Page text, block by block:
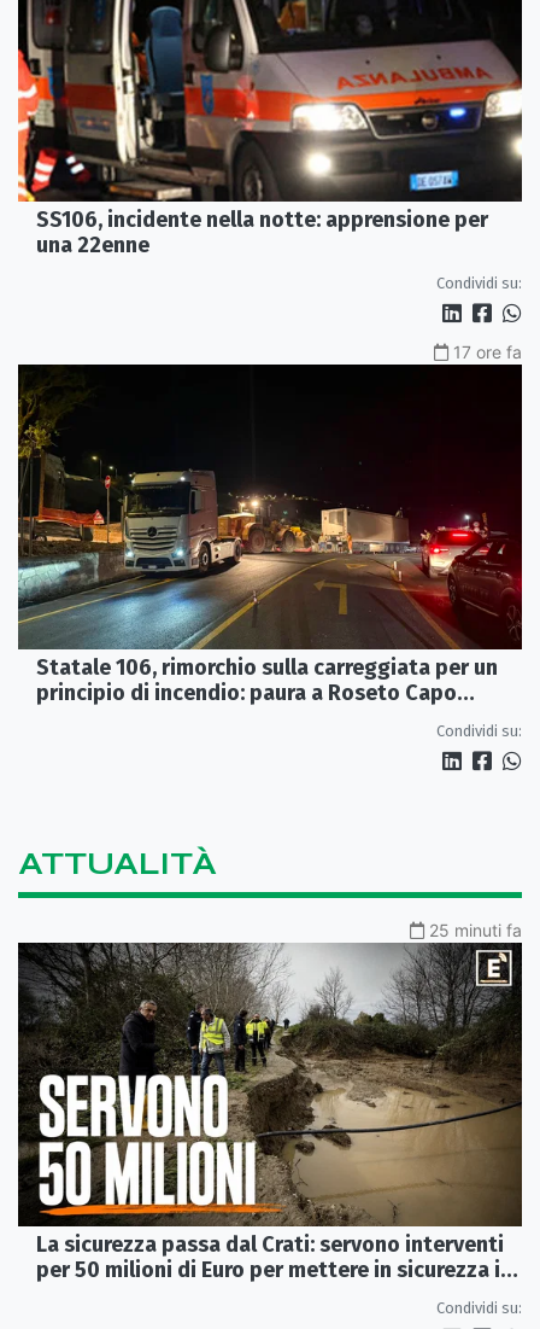
SS106, incidente nella notte: apprensione per
una 22enne
Condividi su:
17 ore fa
Statale 106, rimorchio sulla carreggiata per un
principio di incendio: paura a Roseto Capo
Condividi su:
ATTUALITÀ
25 minuti fa
La sicurezza passa dal Crati: servono interventi
per 50 milioni di Euro per mettere in sicurezza i
Condividi su: